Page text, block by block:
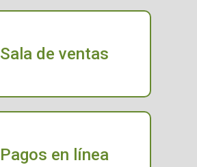
Sala de ventas
Pagos en línea